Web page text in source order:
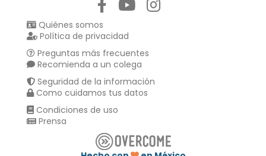
Quiénes somos
Política de privacidad
Preguntas más frecuentes
Recomienda a un colega
Seguridad de la información
Como cuidamos tus datos
Condiciones de uso
Prensa